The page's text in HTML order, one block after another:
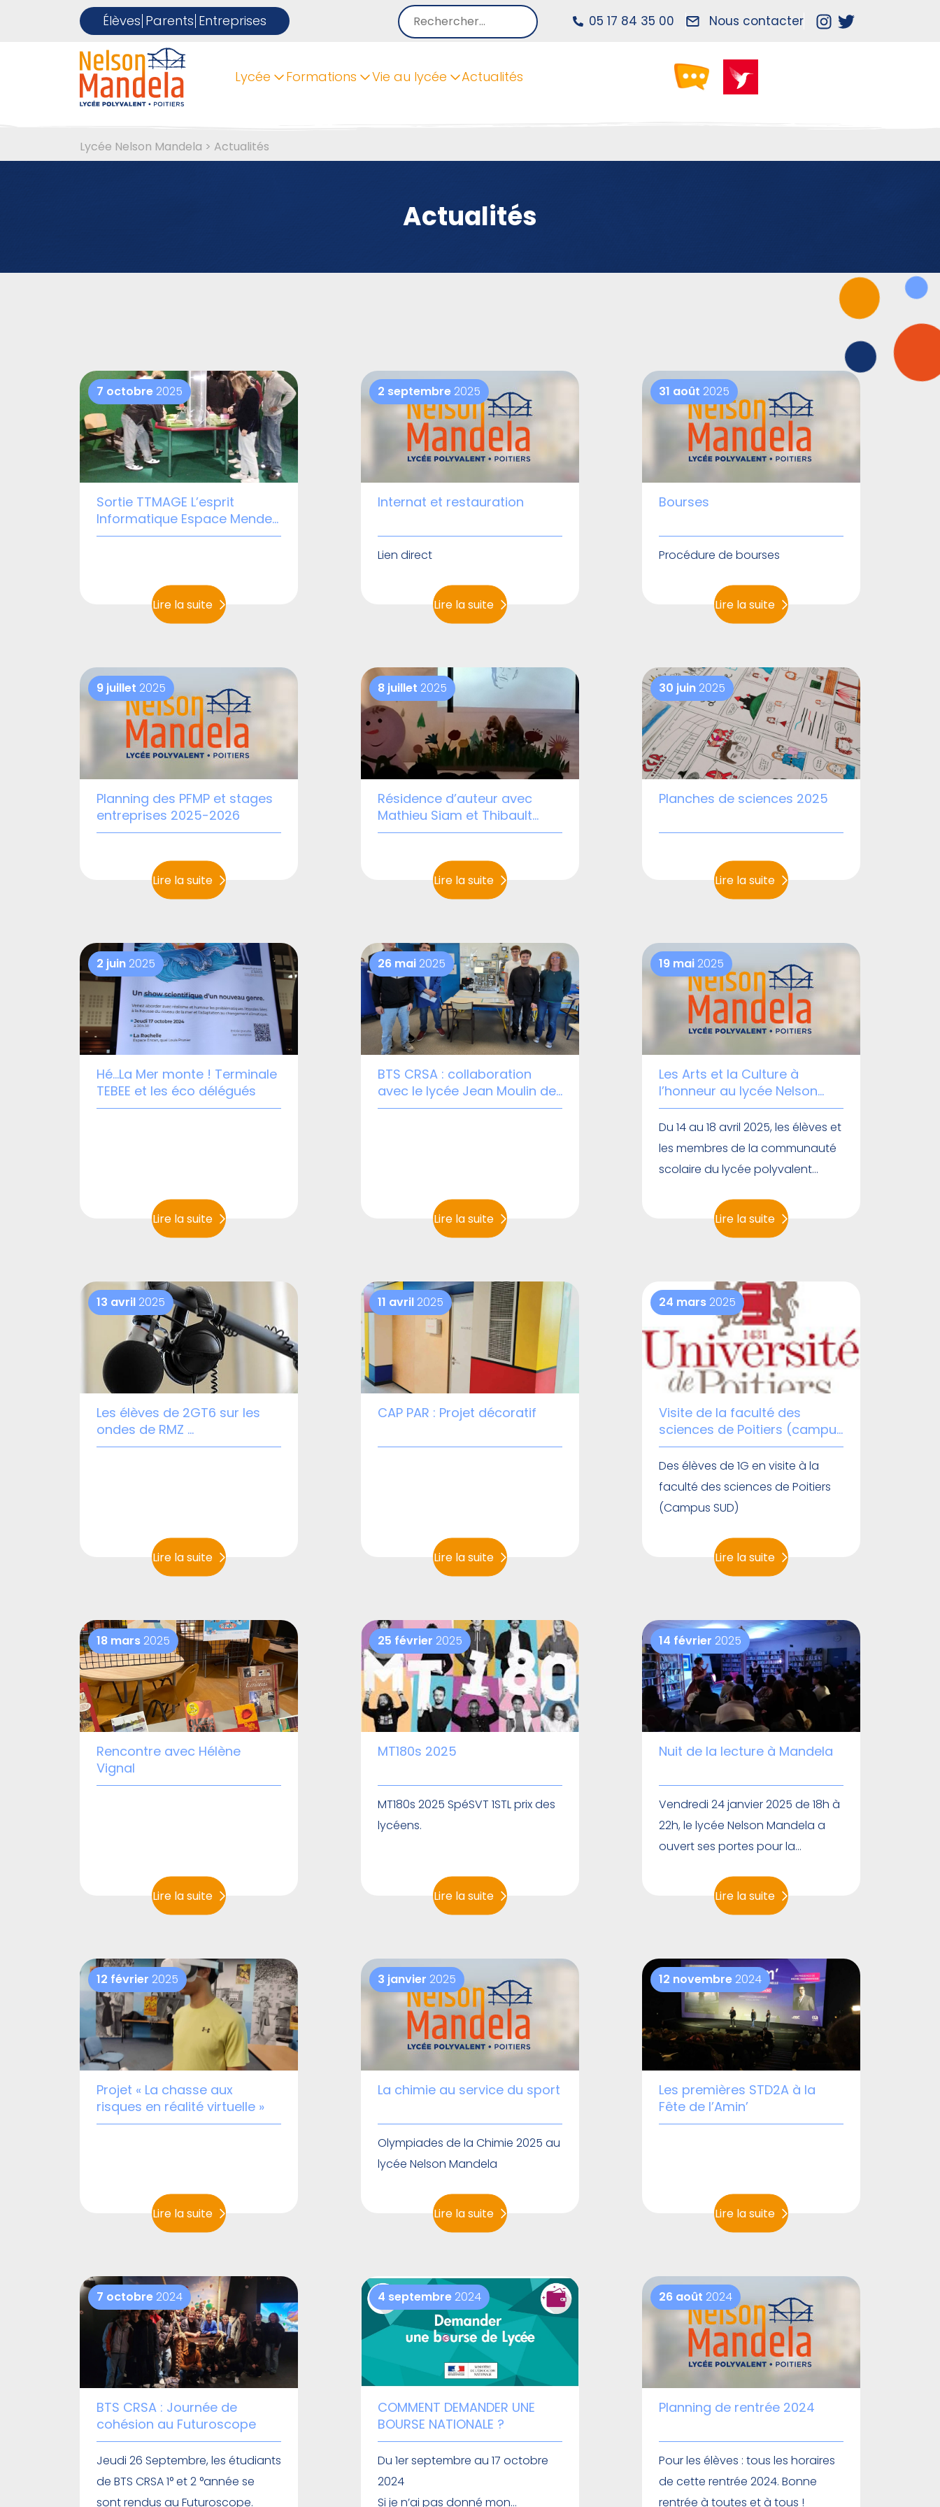
Élèves Parents Entreprises Rechercher :
05 17 84 35 00 Nous contacter
Lycée Formations Vie au lycée Actualités
Lycée Nelson Mandela > Actualités
Actualités
7 octobre 2025
Sortie TTMAGE L’esprit
Informatique Espace Mendes
France POITIERS
Lire la suite
2 septembre 2025
Internat et restauration
Lien direct
Lire la suite
31 août 2025
Bourses
Procédure de bourses
Lire la suite
9 juillet 2025
Planning des PFMP et stages
entreprises 2025-2026
Lire la suite
8 juillet 2025
Résidence d’auteur avec
Mathieu Siam et Thibault
Lambert
Lire la suite
30 juin 2025
Planches de sciences 2025
Lire la suite
2 juin 2025
Hé…La Mer monte ! Terminale
TEBEE et les éco délégués
Lire la suite
26 mai 2025
BTS CRSA : collaboration
avec le lycée Jean Moulin de
Thouars
Lire la suite
19 mai 2025
Les Arts et la Culture à
l’honneur au lycée Nelson
Mandela
Du 14 au 18 avril 2025, les élèves et
les membres de la communauté
scolaire du lycée polyvalent
vécu une semaine dédiée aux
Arts et à la Culture.
Lire la suite
13 avril 2025
Les élèves de 2GT6 sur les
ondes de RMZ …
Lire la suite
11 avril 2025
CAP PAR : Projet décoratif
Lire la suite
24 mars 2025
Visite de la faculté des
sciences de Poitiers (campus
SUD)
Des élèves de 1G en visite à la
faculté des sciences de Poitiers
(Campus SUD)
Lire la suite
18 mars 2025
Rencontre avec Hélène
Vignal
Lire la suite
25 février 2025
MT180s 2025
MT180s 2025 SpéSVT 1STL prix des
lycéens.
Lire la suite
14 février 2025
Nuit de la lecture à Mandela
Vendredi 24 janvier 2025 de 18h à
22h, le lycée Nelson Mandela a
ouvert ses portes pour la
l’occasion des « Nuits de la
lecture ». Cette soirée littéraire et
enseignants et personnel de
l’établissement.
Lire la suite
12 février 2025
Projet « La chasse aux
risques en réalité virtuelle »
Lire la suite
3 janvier 2025
La chimie au service du sport
Olympiades de la Chimie 2025 au
lycée Nelson Mandela
Lire la suite
12 novembre 2024
Les premières STD2A à la
Fête de l’Amin’
Lire la suite
7 octobre 2024
BTS CRSA : Journée de
cohésion au Futuroscope
Jeudi 26 Septembre, les étudiants
de BTS CRSA 1° et 2 °année se
sont rendus au Futuroscope.
4 septembre 2024
COMMENT DEMANDER UNE
BOURSE NATIONALE ?
Du 1er septembre au 17 octobre
2024
Si je n’ai pas donné mon
26 août 2024
Planning de rentrée 2024
Pour les élèves : tous les horaires
de cette rentrée 2024. Bonne
rentrée à toutes et à tous !